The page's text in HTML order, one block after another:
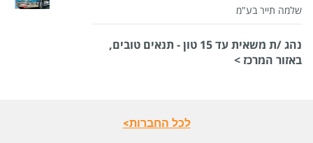
המעסיק לא סיפר לנו
שלמה תייר בע"מ
נהג /ת משאית עד 15 טון - תנאים טובים,
באזור המרכז >
לכל החברות>